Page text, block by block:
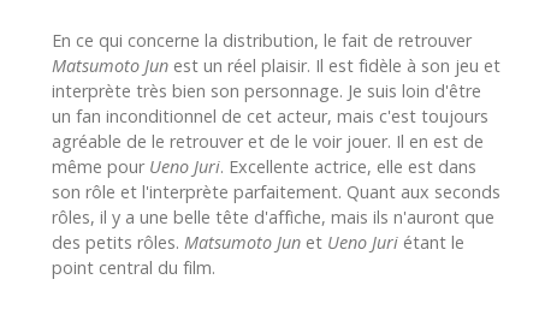
En ce qui concerne la distribution, le fait de retrouver
Matsumoto Jun est un réel plaisir. Il est fidèle à son jeu et
interprète très bien son personnage. Je suis loin d'être
un fan inconditionnel de cet acteur, mais c'est toujours
agréable de le retrouver et de le voir jouer. Il en est de
même pour Ueno Juri. Excellente actrice, elle est dans
son rôle et l'interprète parfaitement. Quant aux seconds
rôles, il y a une belle tête d'affiche, mais ils n'auront que
des petits rôles. Matsumoto Jun et Ueno Juri étant le
point central du film.